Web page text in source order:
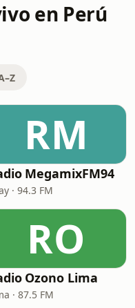
en Perú
RM
MegamixFM94
· 94.3 FM
RO
Ozono Lima
· 87.5 FM